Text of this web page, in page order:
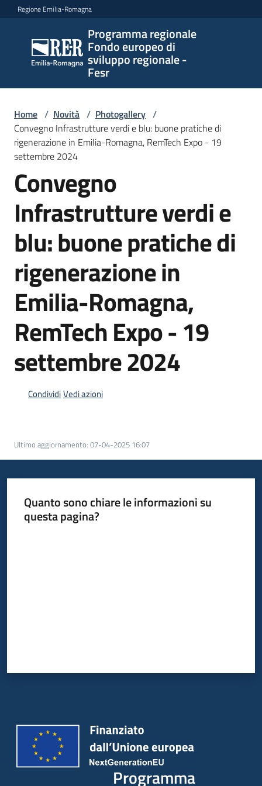
Vai al contenuto
Vai alla navigazione
Vai al footer
Regione Emilia-Romagna
Programma regionale
Fondo europeo di
sviluppo regionale -
Fesr
Programma
regionale
Fondo
europeo di
regionale -
Fesr
Novità
Opportunità
Progetti
e
Comunicazione
partecipazione
Home / Novità / Photogallery /
Convegno Infrastrutture verdi e blu: buone pratiche di
rigenerazione in Emilia-Romagna, RemTech Expo - 19
settembre 2024
Convegno
Infrastrutture verdi e
blu: buone pratiche di
rigenerazione in
Emilia-Romagna,
RemTech Expo - 19
settembre 2024
CondividiVedi azioni
Ultimo aggiornamento: 07-04-2025 16:07
Quanto sono chiare le informazioni su
questa pagina?
Programma